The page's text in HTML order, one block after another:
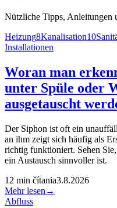
Nützliche Tipps, Anleitungen
Heizung8Kanalisation10
Installationen
Woran man
unter Spüle oder
ausgetauscht
Der Siphon ist oft ein
an ihm zeigt sich häufig als
richtig funktioniert. Sehen
ein Austausch sinnvoller ist.
12 min čítania3.8.2026
Mehr lesen →
Abfluss